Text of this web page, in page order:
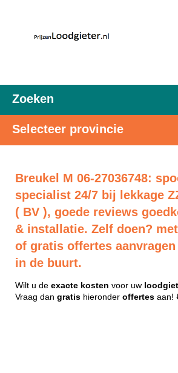
Zoeken
Selecteer provincie
Breukel M 06-27036748:
specialist 24/7 bij lekkage
( BV ), goede reviews
& installatie. Zelf doen?
of gratis offertes
in de buurt.
Wilt u de exacte kosten voor uw
Vraag dan gratis hieronder offertes aan!